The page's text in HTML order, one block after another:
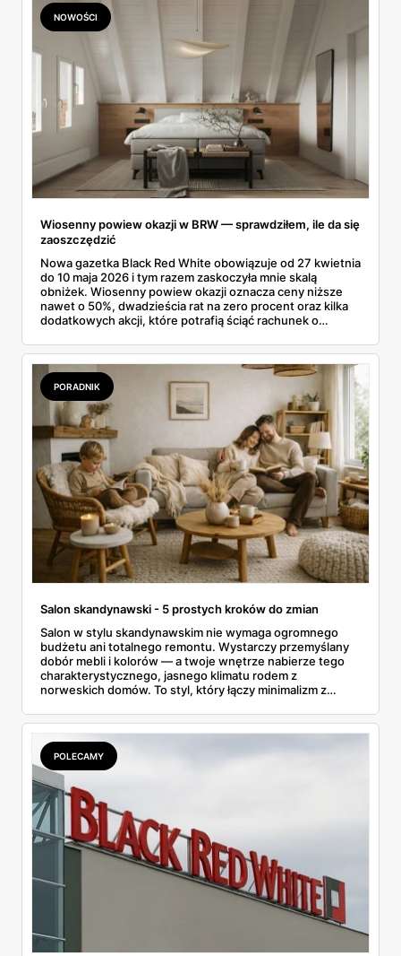
NOWOŚCI
Wiosenny powiew okazji w BRW — sprawdziłem, ile da się
zaoszczędzić
Nowa gazetka Black Red White obowiązuje od 27 kwietnia
do 10 maja 2026 i tym razem zaskoczyła mnie skalą
obniżek. Wiosenny powiew okazji oznacza ceny niższe
nawet o 50%, dwadzieścia rat na zero procent oraz kilka
dodatkowych akcji, które potrafią ściąć rachunek o
sprzed promocji i wybrałem to, co rzeczywiście opłaca się
kupić. Bo każdej wiosny okazji jest sporo, jednak nie
każda warta uwagi. Pokazuję, które meble z gazetki BRW
kupiłbym od ręki, a które wolę ominąć.
PORADNIK
Salon skandynawski - 5 prostych kroków do zmian
Salon w stylu skandynawskim nie wymaga ogromnego
budżetu ani totalnego remontu. Wystarczy przemyślany
dobór mebli i kolorów — a twoje wnętrze nabierze tego
charakterystycznego, jasnego klimatu rodem z
norweskich domów. To styl, który łączy minimalizm z
przestrzeniach. W tym artykule znajdziesz konkretne
kroki i cenowe przykłady z aktualnych promocji Black Red
White, dzięki którym zmienisz salon bez przepalania
oszczędności.
POLECAMY